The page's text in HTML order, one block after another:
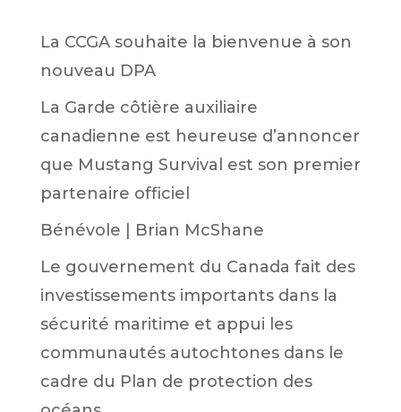
La CCGA souhaite la bienvenue à son
nouveau DPA
La Garde côtière auxiliaire
canadienne est heureuse d’annoncer
que Mustang Survival est son premier
partenaire officiel
Bénévole | Brian McShane
Le gouvernement du Canada fait des
investissements importants dans la
sécurité maritime et appui les
communautés autochtones dans le
cadre du Plan de protection des